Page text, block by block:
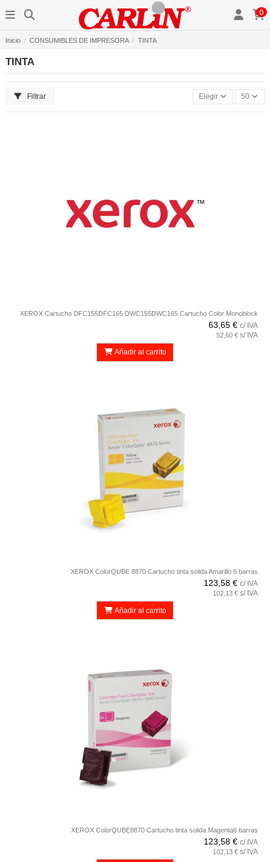
0
Inicio CONSUMIBLES DE IMPRESORA TINTA
TINTA
Filtrar Elegir 50
XEROX Cartucho DFC155DFC165 DWC155DWC165 Cartucho Color Monoblock
63,65 € c/ IVA
52,60 € s/ IVA
Añadir al carrito
XEROX ColorQUBE 8870 Cartucho tinta solida Amarillo 6 barras
123,58 € c/ IVA
102,13 € s/ IVA
Añadir al carrito
XEROX ColorQUBE8870 Cartucho tinta solida Magenta6 barras
123,58 € c/ IVA
102,13 € s/ IVA